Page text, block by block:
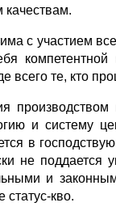
качествам.
с участием
всего те, кто
и систему
в
не
и
кво.